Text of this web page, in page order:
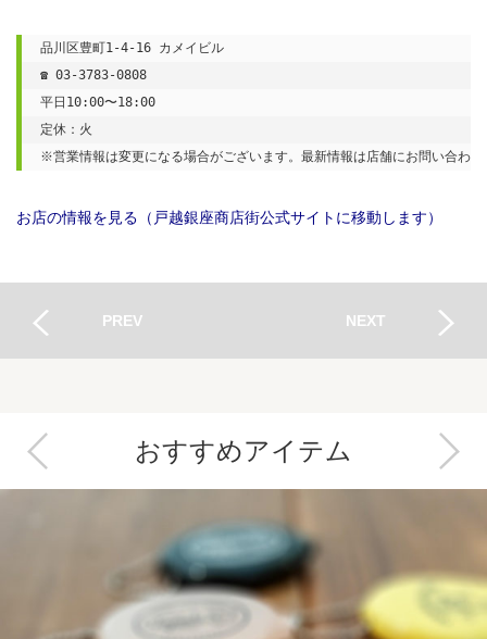
品川区豊町1-4-16 カメイビル
☎ 03-3783-0808
平日10:00〜18:00
定休：火
※営業情報は変更になる場合がございます。最新情報は店舗にお問い合わせ
お店の情報を見る（戸越銀座商店街公式サイトに移動します）
PREV NEXT
おすすめアイテム
Next